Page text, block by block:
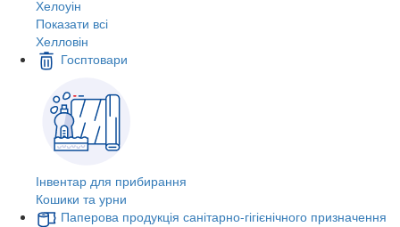
Хелоуін
Показати всі
Хелловін
Госптовари
Інвентар для прибирання
Кошики та урни
Паперова продукція санітарно-гігієнічного призначення